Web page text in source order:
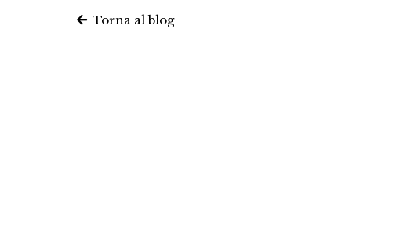
Torna al blog